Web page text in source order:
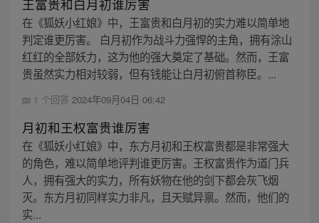
王富贵和白月初谁厉害
在《狐妖小红娘》中，王富贵和白月初的实力难以简单地
判定谁更厉害。 白月初作为战斗力强悍的主角，拥有涂山
红红的全部妖力，这为他的强大奠定了基础。然而，王富
贵虽然实力相对较弱，但有钱能让白月初俯首称臣。...
1 个回答 2024年09月04日 06:42
月初和王权富贵谁厉害
在《狐妖小红娘》中，东方月初和王权富贵都是非常强大
的角色，难以简单地评判谁更厉害。王权富贵作为道门兵
人，拥有强大的实力，所有妖物在他的剑下都会灰飞烟
灭。东方月初同样实力非凡，且天赋异禀。然而，他们的
实...